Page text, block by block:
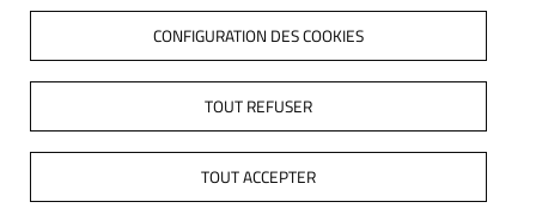
Menu navigateur mobile
CONFIGURATION DES COOKIES
TOUT REFUSER
TOUT ACCEPTER
S'identifier